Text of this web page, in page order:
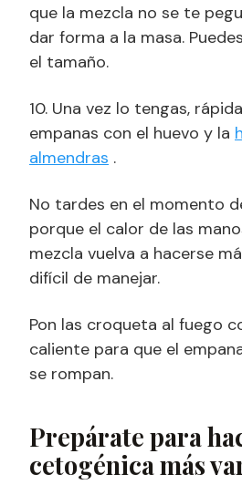
que la mezcla no se te
dar forma a la masa.
el tamaño.
10. Una vez lo tengas,
empanas con el huevo y la
almendras .
No tardes en el momento
porque el calor de las
mezcla vuelva a hacerse
difícil de manejar.
Pon las croqueta al fuego
caliente para que el
se rompan.
Prepárate para
cetogénica más